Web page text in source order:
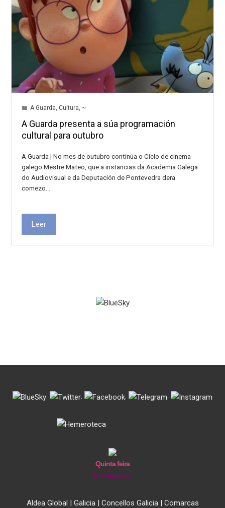
A Guarda, Cultura, ~
A Guarda presenta a súa programación
cultural para outubro
A Guarda | No mes de outubro continúa o Ciclo de cinema
galego Mestre Mateo, que a instancias da Academia Galega
do Audiovisual e da Deputación de Pontevedra dera
comezo…
Leer
. . . .
Quinta feira
6 de Agosto
Aldea Global | Galicia | Concellos Galicia | Comarcas